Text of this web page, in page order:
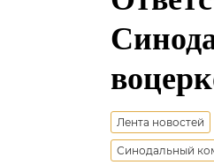
Лента новостей
Синодальный